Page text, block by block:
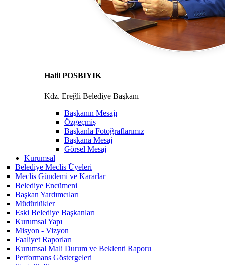
Halil POSBIYIK
Kdz. Ereğli Belediye Başkanı
Başkanın Mesajı
Özgeçmiş
Başkanla Fotoğraflarımız
Başkana Mesaj
Görsel Mesaj
Kurumsal
Belediye Meclis Üyeleri
Meclis Gündemi ve Kararlar
Belediye Encümeni
Başkan Yardımcıları
Müdürlükler
Eski Belediye Başkanları
Kurumsal Yapı
Misyon - Vizyon
Faaliyet Raporları
Kurumsal Mali Durum ve Beklenti Raporu
Performans Göstergeleri